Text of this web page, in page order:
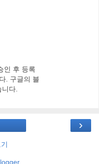
인 후 등록
. 구글의 블
다.
›
.